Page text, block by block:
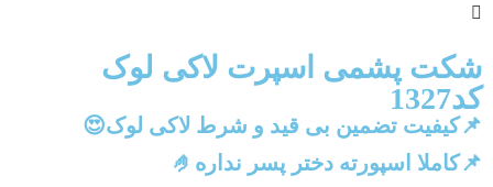
شکت پشمی اسپرت لاکی لوک
کد1327
📌کیفیت تضمین بی قید و شرط لاکی لوک😍
📌کاملا اسپورته دختر پسر نداره🤌